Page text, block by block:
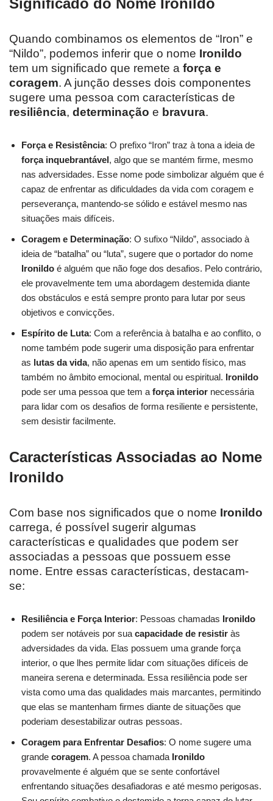
Significado do Nome Ironildo
Quando combinamos os elementos de “Iron” e
“Nildo”, podemos inferir que o nome Ironildo
tem um significado que remete a força e
coragem. A junção desses dois componentes
sugere uma pessoa com características de
resiliência, determinação e bravura.
Força e Resistência: O prefixo “Iron” traz à tona a ideia de
força inquebrantável, algo que se mantém firme, mesmo
nas adversidades. Esse nome pode simbolizar alguém que é
capaz de enfrentar as dificuldades da vida com coragem e
perseverança, mantendo-se sólido e estável mesmo nas
situações mais difíceis.
Coragem e Determinação: O sufixo “Nildo”, associado à
ideia de “batalha” ou “luta”, sugere que o portador do nome
Ironildo é alguém que não foge dos desafios. Pelo contrário,
ele provavelmente tem uma abordagem destemida diante
dos obstáculos e está sempre pronto para lutar por seus
objetivos e convicções.
Espírito de Luta: Com a referência à batalha e ao conflito, o
nome também pode sugerir uma disposição para enfrentar
as lutas da vida, não apenas em um sentido físico, mas
também no âmbito emocional, mental ou espiritual. Ironildo
pode ser uma pessoa que tem a força interior necessária
para lidar com os desafios de forma resiliente e persistente,
sem desistir facilmente.
Características Associadas ao Nome
Ironildo
Com base nos significados que o nome Ironildo
carrega, é possível sugerir algumas
características e qualidades que podem ser
associadas a pessoas que possuem esse
nome. Entre essas características, destacam-
se:
Resiliência e Força Interior: Pessoas chamadas Ironildo
podem ser notáveis por sua capacidade de resistir às
adversidades da vida. Elas possuem uma grande força
interior, o que lhes permite lidar com situações difíceis de
maneira serena e determinada. Essa resiliência pode ser
vista como uma das qualidades mais marcantes, permitindo
que elas se mantenham firmes diante de situações que
poderiam desestabilizar outras pessoas.
Coragem para Enfrentar Desafios: O nome sugere uma
grande coragem. A pessoa chamada Ironildo
provavelmente é alguém que se sente confortável
enfrentando situações desafiadoras e até mesmo perigosas.